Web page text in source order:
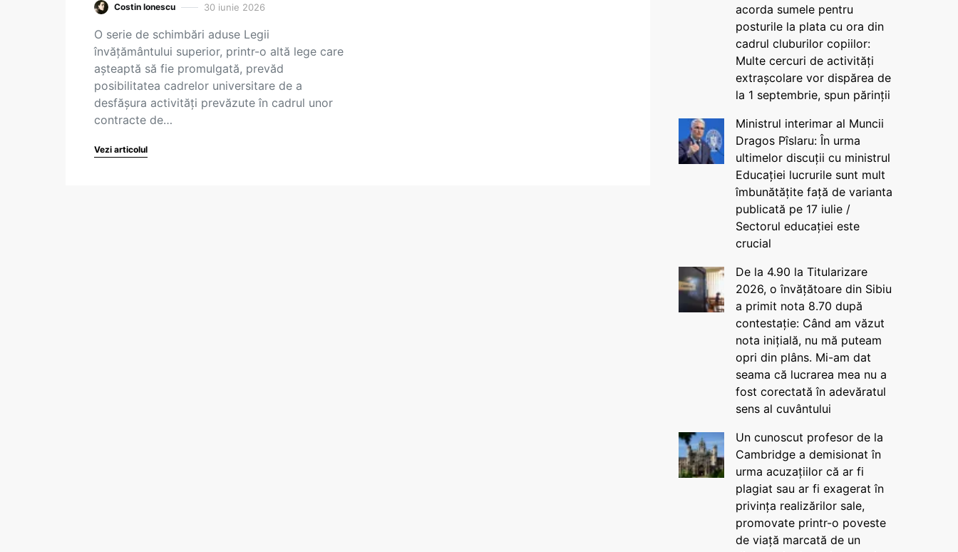
Costin Ionescu 30 iunie 2026
O serie de schimbări aduse Legii
învățământului superior, printr-o altă lege care
așteaptă să fie promulgată, prevăd
posibilitatea cadrelor universitare de a
desfășura activități prevăzute în cadrul unor
contracte de…
Vezi articolul
acorda sumele pentru
posturile la plata cu ora din
cadrul cluburilor copiilor:
Multe cercuri de activități
extrașcolare vor dispărea de
la 1 septembrie, spun părinții
Ministrul interimar al Muncii
Dragos Pîslaru: În urma
ultimelor discuții cu ministrul
Educației lucrurile sunt mult
îmbunătățite față de varianta
publicată pe 17 iulie /
Sectorul educației este
crucial
De la 4.90 la Titularizare
2026, o învățătoare din Sibiu
a primit nota 8.70 după
contestație: Când am văzut
nota inițială, nu mă puteam
opri din plâns. Mi-am dat
seama că lucrarea mea nu a
fost corectată în adevăratul
sens al cuvântului
Un cunoscut profesor de la
Cambridge a demisionat în
urma acuzațiilor că ar fi
plagiat sau ar fi exagerat în
privința realizărilor sale,
promovate printr-o poveste
de viață marcată de un